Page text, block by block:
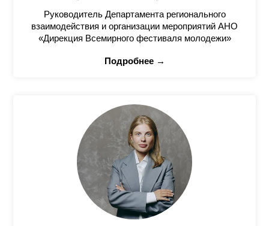
Руководитель Департамента регионального
взаимодействия и организации мероприятий АНО
«Дирекция Всемирного фестиваля молодежи»
Подробнее →